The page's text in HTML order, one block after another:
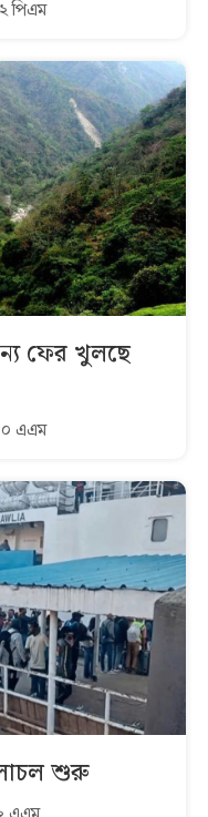
পিএম
ফের খুলছে
এএম
শুরু